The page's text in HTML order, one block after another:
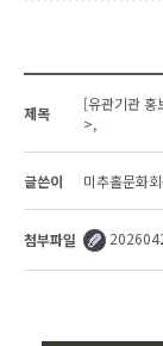
제목
[유관기관
>,
글쓴이 미추홀문화
첨부파일